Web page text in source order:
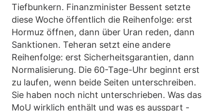
Tiefbunkern. Finanzminister Bessent setzte
diese Woche öffentlich die Reihenfolge: erst
Hormuz öffnen, dann über Uran reden, dann
Sanktionen. Teheran setzt eine andere
Reihenfolge: erst Sicherheitsgarantien, dann
Normalisierung. Die 60-Tage-Uhr beginnt erst
zu laufen, wenn beide Seiten unterschreiben.
Sie haben noch nicht unterschrieben. Was das
MoU wirklich enthält und was es ausspart -